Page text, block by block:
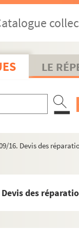
LE
16. Devis des
des
aux-Chênes
(Rosières-aux-
Hélène